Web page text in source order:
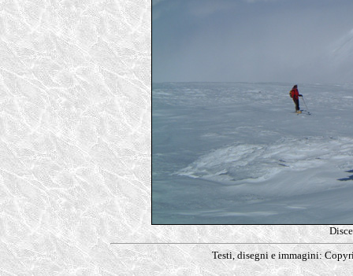
Testi, disegni e immagini: